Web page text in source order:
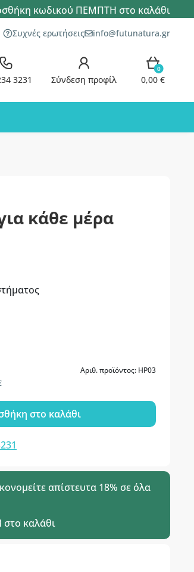
κωδικού ΠΕΜΠΤΗ στο καλάθι
Συχνές ερωτήσεις info@futunatura.gr
3231 Σύνδεση προφίλ
0
0,00 €
κάθε μέρα
Αριθ. προϊόντος: HP03
στο καλάθι
απίστευτα 18% σε όλα
στο καλάθι